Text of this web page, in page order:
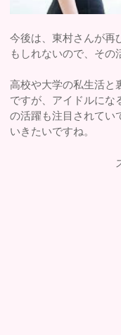
今後は、東村さんが再
もしれないので、その
高校や大学の私生活と
ですが、アイドルにな
の活躍も注目されてい
いきたいですね。